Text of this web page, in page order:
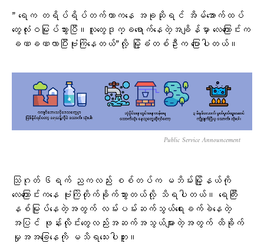
” ရေက တရိပ်ရိပ်တက်တာကနေ အခုဆိုရင် အိမ်အောက်ထပ်
တွေလုံးဝမြုပ်သွားပြီ။လူတွေဒုက္ခရောက်နေတဲ့အချိန်မှာ လေကြောင်းက
ခဏခဏလာပြီးဗုံးကြဲနေတယ်”လို့ မြို့ခံတစ်ဦးက ပြောပါတယ်။
Public Service Announcement
သြဂုတ် ၆ရက် ညကလည်း စစ်တပ်က မဘိမ်းမြို့နယ်ကို
လေကြောင်းကနေ ဗုံးကြဲတိုက်ခိုက်သွားတယ်လို့ သိရပါတယ်။ ရေကြီး
နစ်မြုပ်နေတဲ့အတွက် လမ်းပမ်းဆက်သွယ်ရေးခက်ခဲနေတဲ့
အပြင် ဖုန်းလိုင်းတွေလည်းအဆက်အသွယ်များတဲ့အတွက် ထိခိုက်
မှုအအခြေနေကို မသိရသေးပါဘူး။